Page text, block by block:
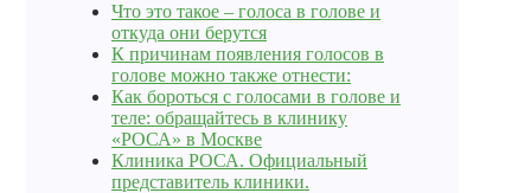
Что это такое – голоса в голове и
откуда они берутся
К причинам появления голосов в
голове можно также отнести:
Как бороться с голосами в голове и
теле: обращайтесь в клинику
«РОСА» в Москве
Клиника РОСА. Официальный
представитель клиники.